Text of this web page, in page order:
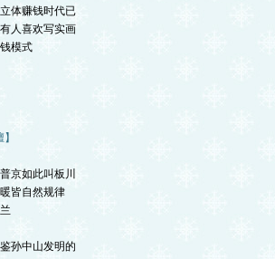
体赚钱时代已
人喜欢写实画
模式
京如此叫板川
皆自然规律
孙中山发明的